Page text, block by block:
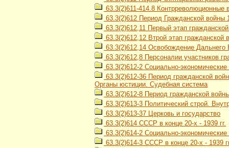
63.3(2)611-414.8 Контрреволюционные
63.3(2)612 Период Гражданской войны
63.3(2)612,11 Первый этап
63.3(2)612,12 Втрой этап гражданской
63.3(2)612,14 Освобождение Дальнего
63.3(2)612,8 Персоналии участников
63.3(2)612-2 Социально-
63.3(2)612-36 Период гражданской
Органы юстиции. Судебная система
63.3(2)612-8 Период гражданской
63.3(2)613-3 Политический строй.
63.3(2)613-37 Церковь и государство
63.3(2)614 СССР в конце 20-х - 1939 гг.
63.3(2)614-2 Социально-
63.3(2)614-3 СССР в конце 20-х - 1939